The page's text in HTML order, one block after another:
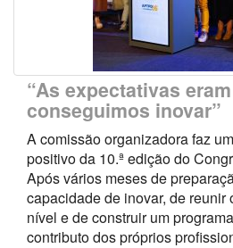
“As expectativas
conseguimos inovar”
A comissão organizadora faz
positivo da 10.ª edição do
Após vários meses de
capacidade de inovar, de reunir
nível e de construir um
contributo dos próprios